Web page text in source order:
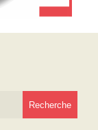
Recherche